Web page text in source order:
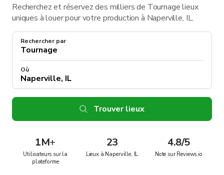
Recherchez et réservez des milliers de Tournage lieux
uniques à louer pour votre production à Naperville, IL.
Rechercher par
Où
Trouver lieux
1M+
Utilisateurs sur la
plateforme
23
Lieux à Naperville, IL
4.8/5
Note sur Reviews.io